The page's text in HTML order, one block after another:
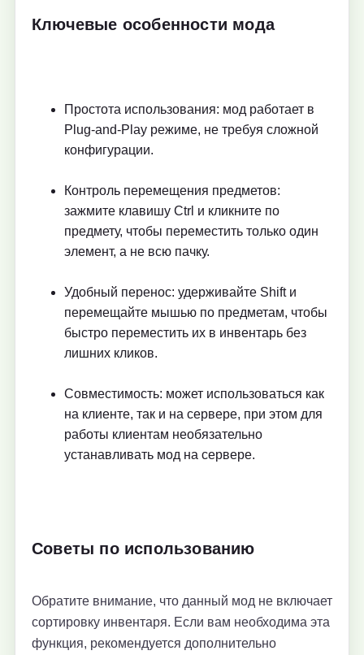
Ключевые особенности мода
Простота использования: мод работает в
Plug-and-Play режиме, не требуя сложной
конфигурации.
Контроль перемещения предметов:
зажмите клавишу Ctrl и кликните по
предмету, чтобы переместить только один
элемент, а не всю пачку.
Удобный перенос: удерживайте Shift и
перемещайте мышью по предметам, чтобы
быстро переместить их в инвентарь без
лишних кликов.
Совместимость: может использоваться как
на клиенте, так и на сервере, при этом для
работы клиентам необязательно
устанавливать мод на сервере.
Советы по использованию
Обратите внимание, что данный мод не включает
сортировку инвентаря. Если вам необходима эта
функция, рекомендуется дополнительно